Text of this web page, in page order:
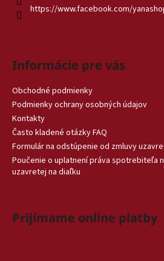
https://www.facebook.com/
Informácie pre vás
Obchodné podmienky
Podmienky ochrany osobných údajov
Kontakty
Často kladené otázky FAQ
Formulár na odstúpenie od zmluvy
Poučenie o uplatnení práva spotrebiteľa
uzavretej na diaľku
Prijímame online platby